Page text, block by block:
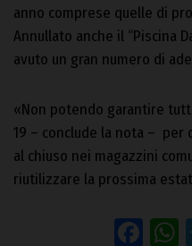
anno comprese quelle di
Annullato anche il “Piscina
avuto un gran numero di
«Non potendo garantire
19 – conclude la nota – per
al chiuso nei magazzini
riutilizzare la prossima